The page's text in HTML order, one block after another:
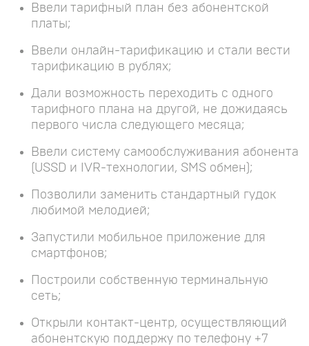
Ввели тарифный план без абонентской
платы;
Ввели онлайн-тарификацию и стали вести
тарификацию в рублях;
Дали возможность переходить с одного
тарифного плана на другой, не дожидаясь
первого числа следующего месяца;
Ввели систему самообслуживания абонента
(USSD и IVR-технологии, SMS обмен);
Позволили заменить стандартный гудок
любимой мелодией;
Запустили мобильное приложение для
смартфонов;
Построили собственную терминальную
сеть;
Открыли контакт-центр, осуществляющий
абонентскую поддержу по телефону +7